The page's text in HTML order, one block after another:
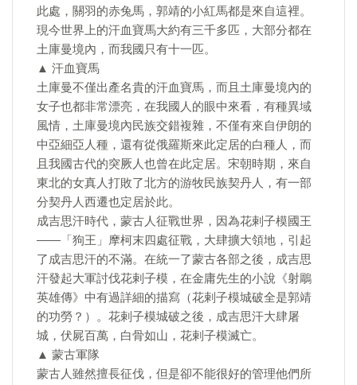
此處，關羽的赤兔馬，郭靖的小紅馬都是來自這裡。
現今世界上的汗血寶馬大約有三千多匹，大部分都在
土庫曼境內，而我國只有十一匹。
▲ 汗血寶馬
土庫曼不僅出產名貴的汗血寶馬，而且土庫曼境內的
女子也都非常漂亮，在我國人的眼中來看，有種異域
風情，土庫曼境內民族交錯複雜，不僅有來自伊朗的
中亞細亞人種，還有從俄羅斯來此定居的白種人，而
且我國古代的突厥人也曾在此定居。宋朝時期，來自
東北的女真人打敗了北方的游牧民族契丹人，有一部
分契丹人西遷也定居於此。
成吉思汗時代，蒙古人征戰世界，因為花剌子模國王
――「狗王」摩柯末四處征戰，大肆擴大領地，引起
了成吉思汗的不滿。在統一了蒙古各部之後，成吉思
汗發起大軍討伐花剌子模，在金庸先生的小說《射鵰
英雄傳》中有過詳細的描寫（花剌子模城破全是郭靖
的功勞？）。花剌子模城破之後，成吉思汗大肆屠
城，伏屍百萬，白骨如山，花剌子模滅亡。
▲ 蒙古軍隊
蒙古人雖然擅長征伐，但是卻不能很好的管理他們所